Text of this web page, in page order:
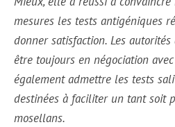
mesures les tests antigéniques
donner satisfaction. Les
être toujours en négociation
également admettre les tests
destinées à faciliter un tant soit
mosellans.